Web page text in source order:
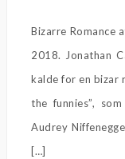
Bizarre Romance
2018. Jonathan
kalde for en bizar
the funnies”,
Audrey
[…]